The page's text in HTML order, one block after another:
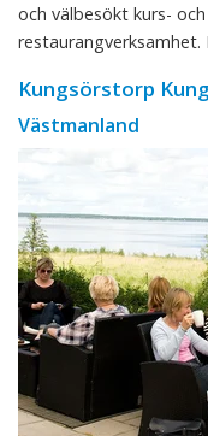
och välbesökt kurs-
restaurangverksamhet.
Kungsörstorp
Västmanland